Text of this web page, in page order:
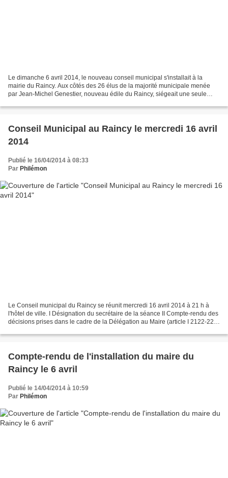
Le dimanche 6 avril 2014, le nouveau conseil municipal s'installait à la
mairie du Raincy. Aux côtés des 26 élus de la majorité municipale menée
par Jean-Michel Genestier, nouveau édile du Raincy, siégeait une seule
Conseil Municipal au Raincy le mercredi 16 avril
2014
Publié le 16/04/2014 à 08:33
Par Philémon
Le Conseil municipal du Raincy se réunit mercredi 16 avril 2014 à 21 h à
l'hôtel de ville. I Désignation du secrétaire de la séance II Compte-rendu des
décisions prises dans le cadre de la Délégation au Maire (article I 2122-22
Compte-rendu de l'installation du maire du
Raincy le 6 avril
Publié le 14/04/2014 à 10:59
Par Philémon